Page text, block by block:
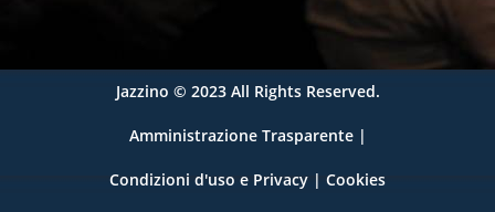
Jazzino © 2023 All Rights Reserved.
Amministrazione Trasparente|
Condizioni d'uso e Privacy | Cookies